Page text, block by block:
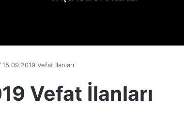
15.09.2019 Vefat İlanları
Vefat İlanları